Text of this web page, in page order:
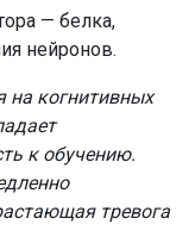
— белка,
нейронов.
на когнитивных
к обучению.
тревога